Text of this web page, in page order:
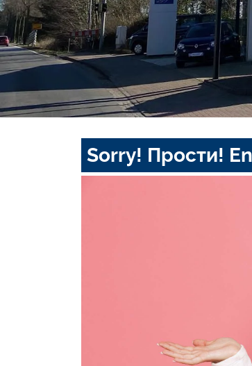
Sorry! Прости!